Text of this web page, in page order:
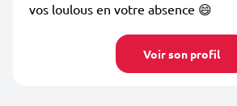
vos loulous en votre absence 😄
Voir son profil